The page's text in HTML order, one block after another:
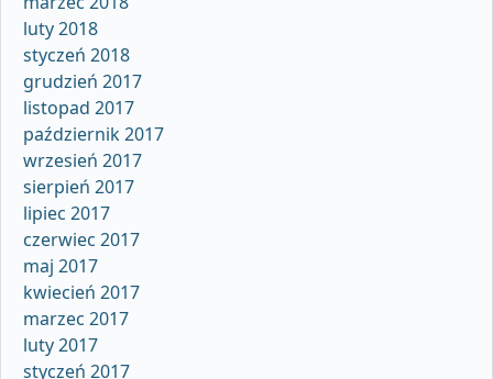
luty 2018
styczeń 2018
grudzień 2017
listopad 2017
październik 2017
wrzesień 2017
sierpień 2017
lipiec 2017
czerwiec 2017
maj 2017
kwiecień 2017
marzec 2017
luty 2017
styczeń 2017